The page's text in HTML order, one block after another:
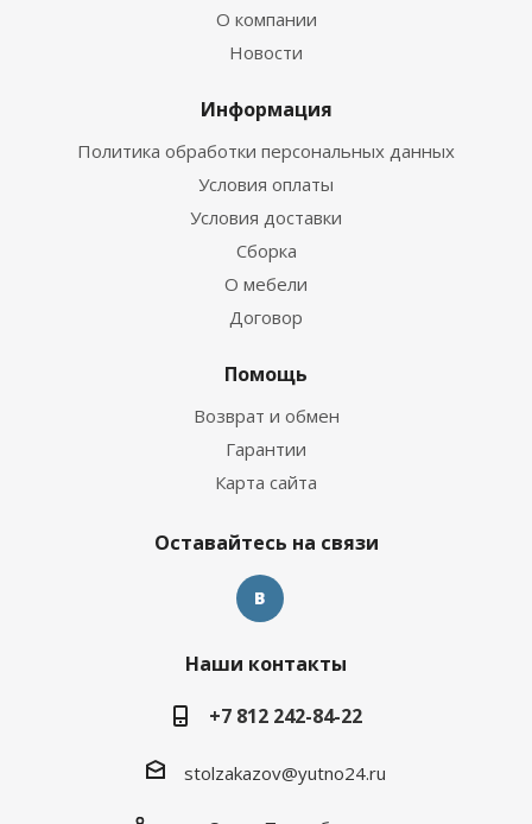
О компании
Новости
Информация
Политика обработки персональных данных
Условия оплаты
Условия доставки
Сборка
О мебели
Договор
Помощь
Возврат и обмен
Гарантии
Карта сайта
Оставайтесь на связи
Наши контакты
+7 812 242-84-22
stolzakazov@yutno24.ru